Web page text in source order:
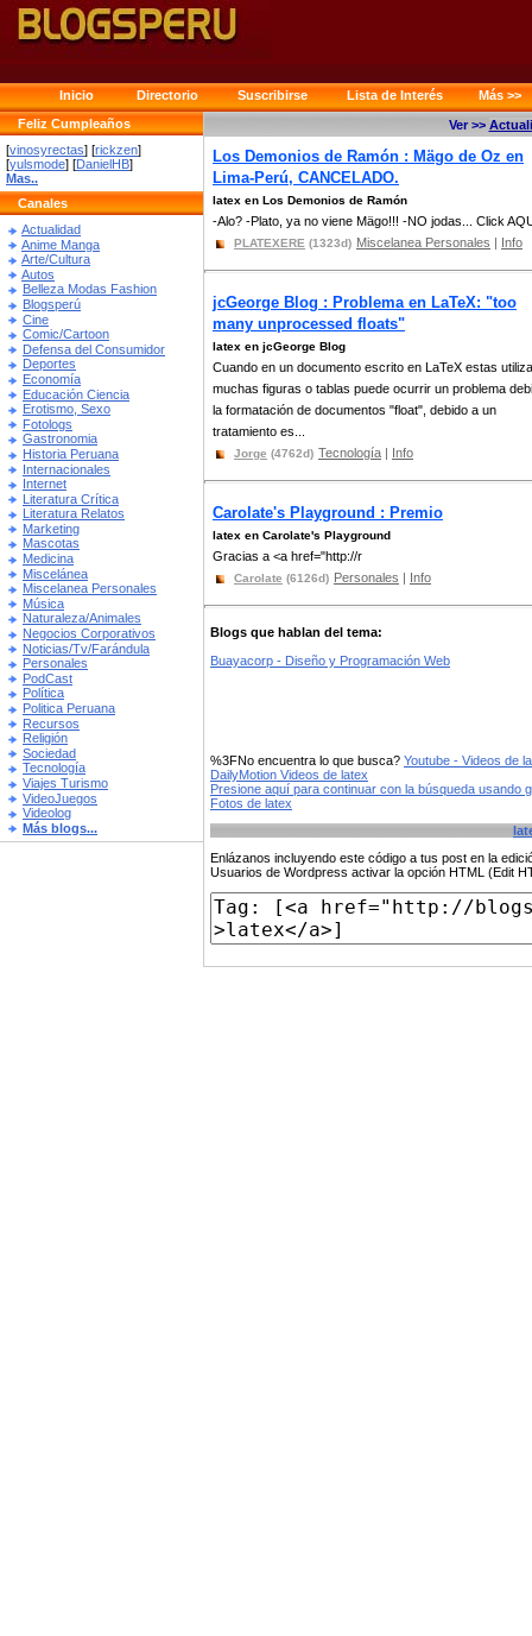
Inicio Directorio Suscribirse Lista de Interés
Más >>
Feliz Cumpleaños
[vinosyrectas] [rickzen]
[yulsmode] [DanielHB]
Mas..
Canales
Actualidad
Anime Manga
Arte/Cultura
Autos
Belleza Modas Fashion
Blogsperú
Cine
Comic/Cartoon
Defensa del Consumidor
Deportes
Economía
Educación Ciencia
Erotismo, Sexo
Fotologs
Gastronomia
Historia Peruana
Internacionales
Internet
Literatura Crítica
Literatura Relatos
Marketing
Mascotas
Medicina
Miscelánea
Miscelanea Personales
Música
Naturaleza/Animales
Negocios Corporativos
Noticias/Tv/Farándula
Personales
PodCast
Política
Politica Peruana
Recursos
Religión
Sociedad
Tecnología
Viajes Turismo
VideoJuegos
Videolog
Más blogs...
Ver >>
Los Demonios de Ramón : Mägo de Oz en
Lima-Perú, CANCELADO.
latex en Los Demonios de Ramón
-Alo? -Plato, ya no viene Mägo!!! -NO jodas... Click
PLATEXERE (1323d) Miscelanea Personales | Info
jcGeorge Blog : Problema en LaTeX: "too
many unprocessed floats"
latex en jcGeorge Blog
Cuando en un documento escrito en LaTeX estas
muchas figuras o tablas puede ocurrir un problema
la formatación de documentos "float", debido a un
tratamiento es...
Jorge (4762d) Tecnología | Info
Carolate's Playground : Premio
latex en Carolate's Playground
Gracias a <a href="http://r
Carolate (6126d) Personales | Info
Blogs que hablan del tema:
Buayacorp - Diseño y Programación Web
%3FNo encuentra lo que busca? Youtube - Videos de
DailyMotion Videos de latex
Presione aquí para continuar con la búsqueda usando
Fotos de latex
Enlázanos incluyendo este código a tus post en la
Usuarios de Wordpress activar la opción HTML (Edit